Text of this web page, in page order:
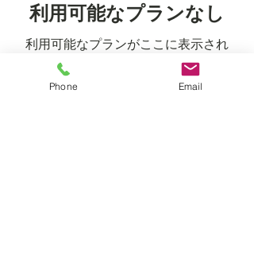
利用可能なプランなし
利用可能なプランがここに表示され
Phone Email